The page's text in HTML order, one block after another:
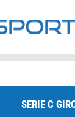
SERIE C